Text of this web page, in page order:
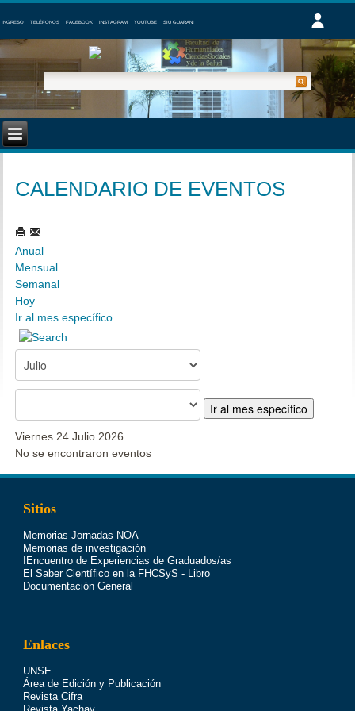
INGRESO TELÉFONOS FACEBOOK INSTAGRAM YOUTUBE SIU GUARANI
CALENDARIO DE EVENTOS
Anual
Mensual
Semanal
Hoy
Ir al mes específico
Ir al mes específico
Viernes 24 Julio 2026
No se encontraron eventos
Sitios
Memorias Jornadas NOA
Memorias de investigación
IEncuentro de Experiencias de Graduados/as
El Saber Científico en la FHCSyS - Libro
Documentación General
Enlaces
UNSE
Área de Edición y Publicación
Revista Cifra